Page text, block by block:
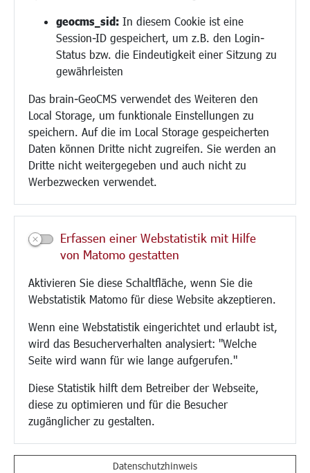
geocms_sid: In diesem Cookie ist eine
Session-ID gespeichert, um z.B. den Login-
Status bzw. die Eindeutigkeit einer Sitzung zu
gewährleisten
Das brain-GeoCMS verwendet des Weiteren den
Local Storage, um funktionale Einstellungen zu
speichern. Auf die im Local Storage gespeicherten
Daten können Dritte nicht zugreifen. Sie werden an
Dritte nicht weitergegeben und auch nicht zu
Werbezwecken verwendet.
Erfassen einer Webstatistik mit Hilfe
von Matomo gestatten
Aktivieren Sie diese Schaltfläche, wenn Sie die
Webstatistik Matomo für diese Website akzeptieren.
Wenn eine Webstatistik eingerichtet und erlaubt ist,
wird das Besucherverhalten analysiert: "Welche
Seite wird wann für wie lange aufgerufen."
Diese Statistik hilft dem Betreiber der Webseite,
diese zu optimieren und für die Besucher
zugänglicher zu gestalten.
Datenschutzhinweis
Bauen/Umwelt/Mobilität
Bebauungsplanung
Verkehr/Mobilität
Glasfaserausbau
Aktuelle Baustellen
Paddelteich
CINDY S
Kultur/Freizeit/Tourismus
Veranstaltungen
Neue Stadthalle Langen
Bäder
Musikschule
Stadtbücherei
Stadtarchiv
Museen
Hotels/Unterkünfte
Gastronomie
Kunstszene
Vereine und Institutionen